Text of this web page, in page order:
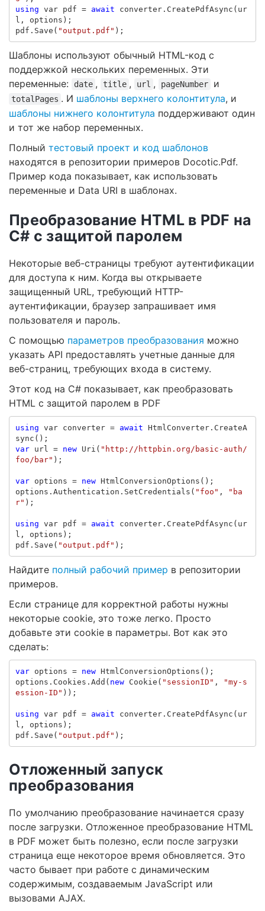
using var pdf = await converter. CreatePdfAsync ( ur
l , options );
pdf . Save ( "output.pdf" );
Шаблоны используют обычный HTML-код с
поддержкой нескольких переменных. Эти
переменные:
date , title , url , pageNumber и
totalPages . И шаблоны верхнего колонтитула, и
шаблоны нижнего колонтитула поддерживают один
и тот же набор переменных.
Полный тестовый проект и код шаблонов
находятся в репозитории примеров Docotic.Pdf.
Пример кода показывает, как использовать
переменные и Data URI в шаблонах.
Преобразование HTML в PDF на
C# с защитой паролем
Некоторые веб-страницы требуют аутентификации
для доступа к ним. Когда вы открываете
защищенный URL, требующий HTTP-
аутентификации, браузер запрашивает имя
пользователя и пароль.
С помощью параметров преобразования можно
указать API предоставлять учетные данные для
веб-страниц, требующих входа в систему.
Этот код на C# показывает, как преобразовать
HTML с защитой паролем в PDF
using var converter = await HtmlConverter. CreateA
sync ();
var
url = new Uri ( "http://httpbin.org/basic-auth/
foo/bar" );
var options = new HtmlConversionOptions ();
options . Authentication . SetCredentials ( "foo" ,
"ba
r" );
using var pdf = await converter. CreatePdfAsync ( ur
l , options );
pdf . Save ( "output.pdf" );
Найдите полный рабочий пример в репозитории
примеров.
Если странице для корректной работы нужны
некоторые cookie, это тоже легко. Просто
добавьте эти cookie в параметры. Вот как это
сделать:
var options = new HtmlConversionOptions ();
options . Cookies . Add ( new Cookie ( "sessionID" ,
"my-s
ession-ID" ));
using var pdf = await converter. CreatePdfAsync ( ur
l , options );
pdf . Save ( "output.pdf" );
Отложенный запуск
преобразования
По умолчанию преобразование начинается сразу
после загрузки. Отложенное преобразование HTML
в PDF может быть полезно, если после загрузки
страница еще некоторое время обновляется. Это
часто бывает при работе с динамическим
содержимым, создаваемым JavaScript или
вызовами AJAX.